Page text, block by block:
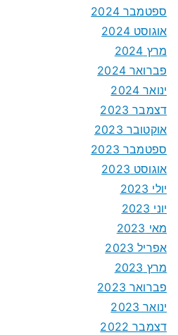
ספטמבר 2024
אוגוסט 2024
מרץ 2024
פברואר 2024
ינואר 2024
דצמבר 2023
אוקטובר 2023
ספטמבר 2023
אוגוסט 2023
יולי 2023
יוני 2023
מאי 2023
אפריל 2023
מרץ 2023
פברואר 2023
ינואר 2023
דצמבר 2022